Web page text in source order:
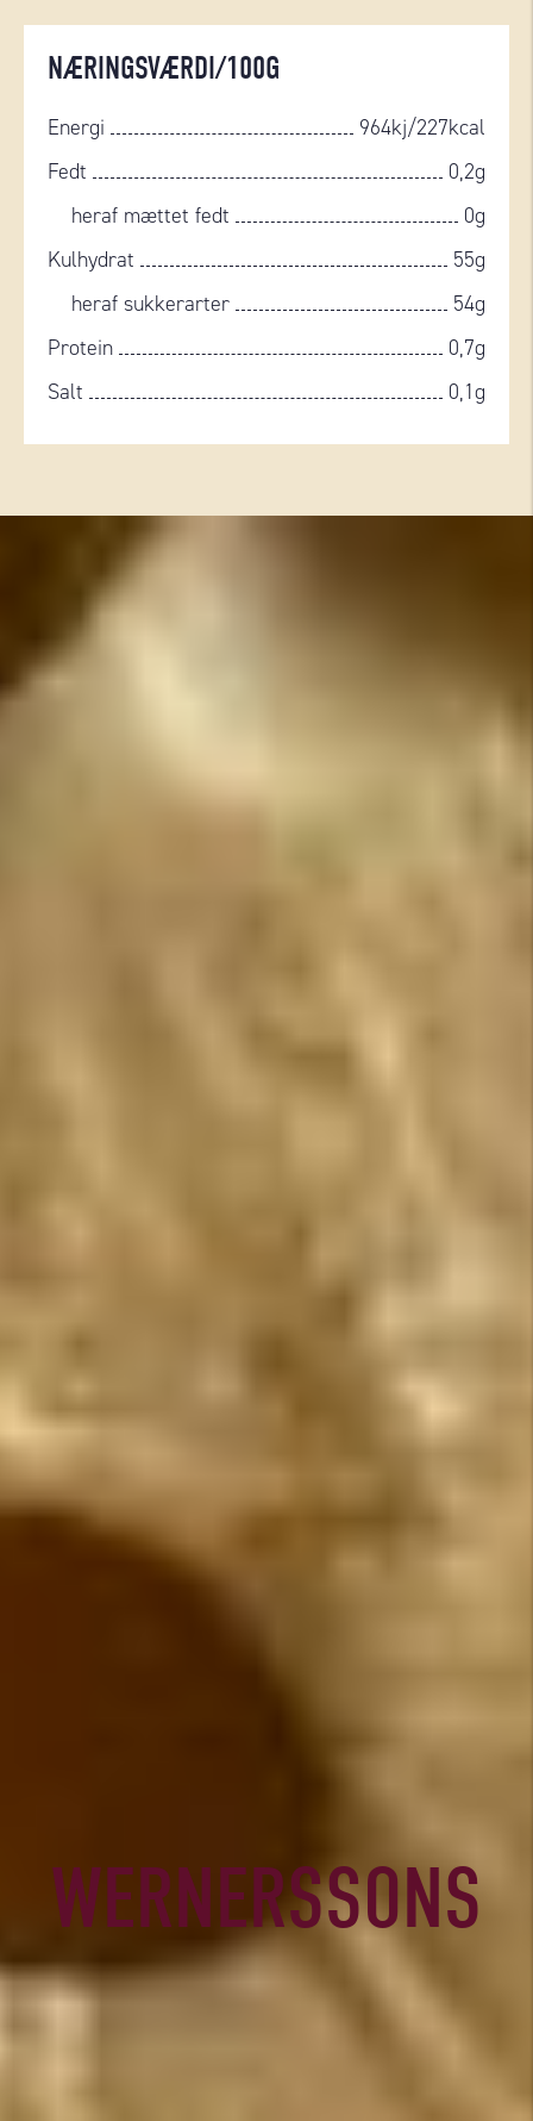
NÆRINGSVÆRDI/100G
Energi
964kj/227kcal
Fedt
0,2g
heraf mættet fedt
0g
Kulhydrat
55g
heraf sukkerarter
54g
Protein
0,7g
Salt
0,1g
WERNERSSONS